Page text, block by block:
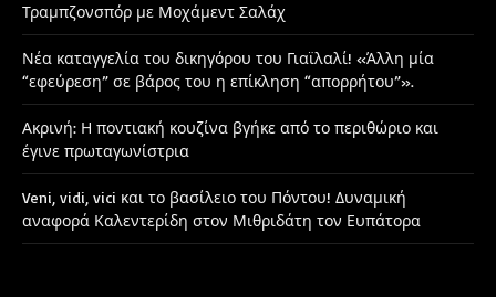
Τραμπζονσπόρ με Μοχάμεντ Σαλάχ
Νέα καταγγελία του δικηγόρου του Γιαϊλαλί! «Άλλη μία
“εφεύρεση” σε βάρος του η επίκληση “απορρήτου”».
Ακρινή: Η ποντιακή κουζίνα βγήκε από το περιθώριο και
έγινε πρωταγωνίστρια
Veni, vidi, vici και το βασίλειο του Πόντου! Δυναμική
αναφορά Καλεντερίδη στον Μιθριδάτη τον Ευπάτορα